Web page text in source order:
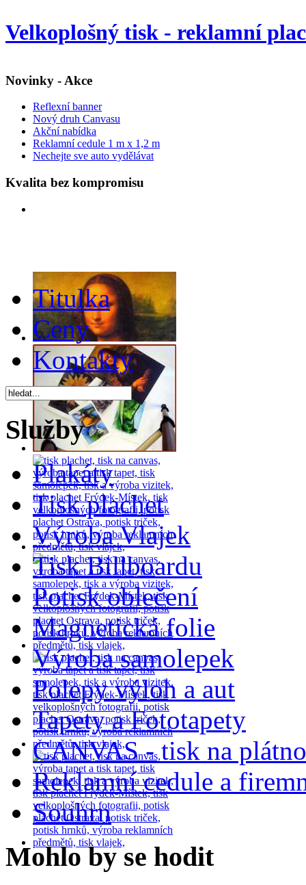
Velkoplošný tisk - reklamní
Novinky - Akce
Reflexní banner
Nový druh Canvasu
Akční nabídka
Reklamní cedule 1 m x 1,2 m
Nechejte sve auto vydělávat
Kvalita bez kompromisu
Titulka
Ceny
Kontakty
Služby
Plakáty
Tisk plachet
Výroba Vlajek
Tisk Billboardu
Potisk oblečení
Magnetická folie
Výroba samolepek
Polepy výloh a aut
Tapety a Fototapety
CANVAS - tisk na plátno
Reklamní cedule a
Souhrn
Mohlo by se hodit